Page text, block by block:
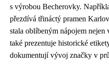
s výrobou Becherovky.
přezdívá třináctý pramen
stala oblíbeným nápojem
také prezentuje historické
dokumentují vývoj značky v